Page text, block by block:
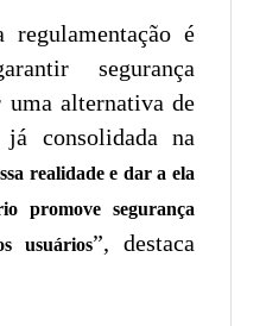
regulamentação é
segurança
alternativa de
consolidada na
realidade e dar a ela
promove segurança
usuários”, destaca